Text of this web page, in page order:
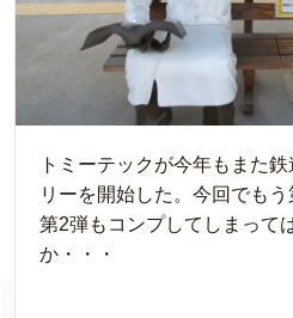
トミーテックが今年もまた
リーを開始した。今回でも
第2弾もコンプしてしまって
か・・・